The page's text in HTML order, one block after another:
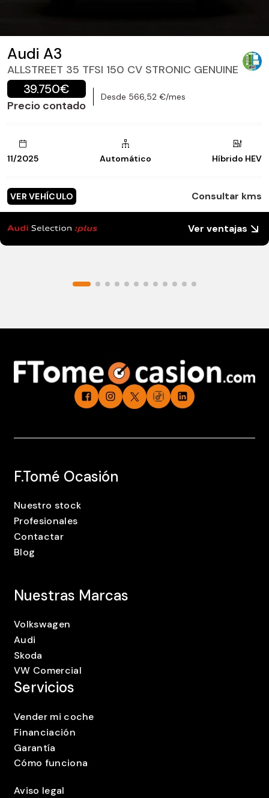
Audi A3
ALLSTREET 35 TFSI 150 CV STRONIC GENUINE
39.750€
Precio contado
Desde 566,52 €/mes
11/2025 Automático Híbrido HEV
VER VEHÍCULO Consultar kms
Ver ventajas
F.Tomé Ocasión
Nuestro stock
Profesionales
Contactar
Blog
Nuestras Marcas
Volkswagen
Audi
Skoda
VW Comercial
Servicios
Vender mi coche
Financiación
Garantía
Cómo funciona
Aviso legal